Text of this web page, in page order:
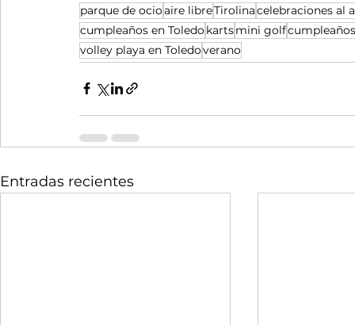
parque de ocioaire libreTirolinacelebraciones al
cumpleaños en Toledokartsmini golf
volley playa en Toledoverano
Entradas recientes